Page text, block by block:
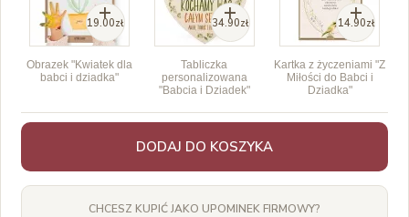
19.00zł
Obrazek "Kwiatek dla
babci i dziadka"
34.90zł
Tabliczka
personalizowana
"Babcia i Dziadek"
14.90zł
Kartka z życzeniami "Z
Miłości do Babci i
Dziadka"
DODAJ DO KOSZYKA
CHCESZ KUPIĆ JAKO UPOMINEK FIRMOWY?